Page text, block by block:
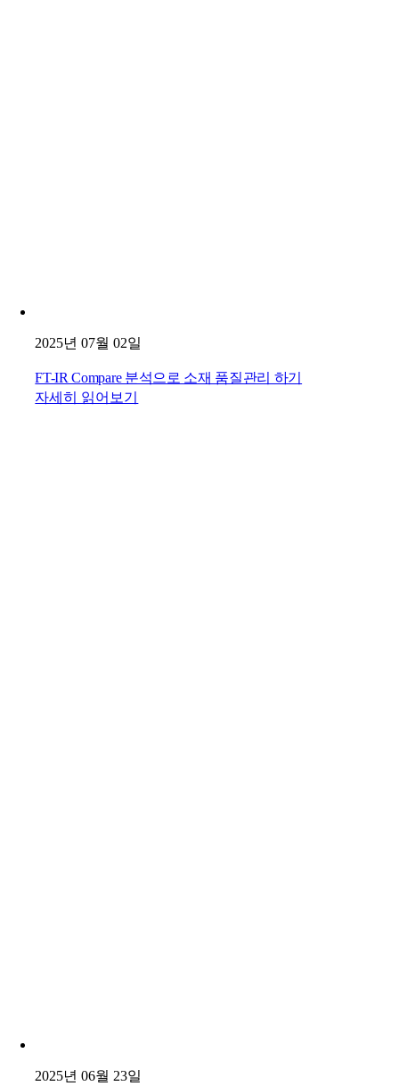
2025년 07월 02일
FT-IR Compare 분석으로 소재 품질관리 하기
자세히 읽어보기
2025년 06월 23일